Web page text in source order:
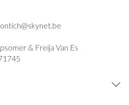
skynet.be
& Freija Van Es